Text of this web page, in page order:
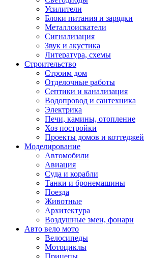
Усилители
Блоки питания и зарядки
Металлоискатели
Сигнализация
Звук и акустика
Литература, схемы
Строительство
Строим дом
Отделочные работы
Септики и канализация
Водопровод и сантехника
Электрика
Печи, камины, отопление
Хоз постройки
Проекты домов и коттеджей
Моделирование
Автомобили
Авиация
Суда и корабли
Танки и бронемашины
Поезда
Животные
Архитектура
Воздушные змеи, фонари
Авто вело мото
Велосипеды
Мотоциклы
Прицепы